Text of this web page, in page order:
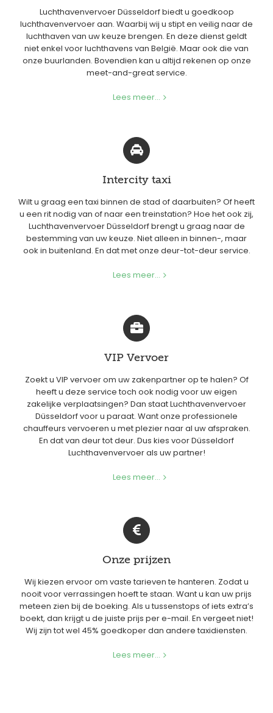
Luchthavenvervoer Düsseldorf biedt u goedkoop
luchthavenvervoer aan. Waarbij wij u stipt en veilig naar de
luchthaven van uw keuze brengen. En deze dienst geldt
niet enkel voor luchthavens van België. Maar ook die van
onze buurlanden. Bovendien kan u altijd rekenen op onze
meet-and-great service.
Lees meer...
Intercity taxi
Wilt u graag een taxi binnen de stad of daarbuiten? Of heeft
u een rit nodig van of naar een treinstation? Hoe het ook zij,
Luchthavenvervoer Düsseldorf brengt u graag naar de
bestemming van uw keuze. Niet alleen in binnen-, maar
ook in buitenland. En dat met onze deur-tot-deur service.
Lees meer...
VIP Vervoer
Zoekt u VIP vervoer om uw zakenpartner op te halen? Of
heeft u deze service toch ook nodig voor uw eigen
zakelijke verplaatsingen? Dan staat Luchthavenvervoer
Düsseldorf voor u paraat. Want onze professionele
chauffeurs vervoeren u met plezier naar al uw afspraken.
En dat van deur tot deur. Dus kies voor Düsseldorf
Luchthavenvervoer als uw partner!
Lees meer...
Onze prijzen
Wij kiezen ervoor om vaste tarieven te hanteren. Zodat u
nooit voor verrassingen hoeft te staan. Want u kan uw prijs
meteen zien bij de boeking. Als u tussenstops of iets extra’s
boekt, dan krijgt u de juiste prijs per e-mail. En vergeet niet!
Wij zijn tot wel 45% goedkoper dan andere taxidiensten.
Lees meer...